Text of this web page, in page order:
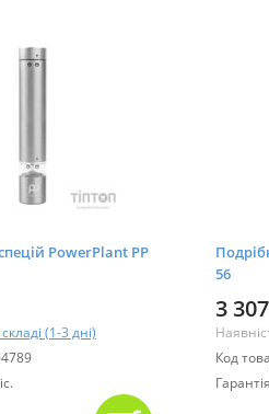
PowerPlant PP
(1-3 дні)
56
3
Код